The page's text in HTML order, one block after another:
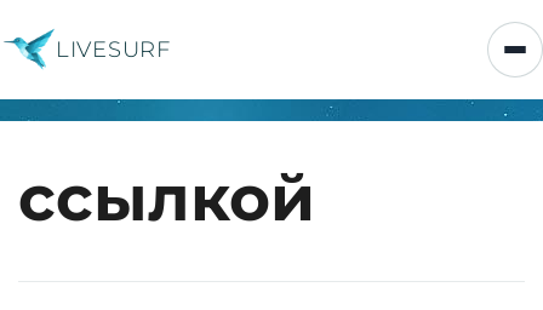
LIVESURF
ссылкой